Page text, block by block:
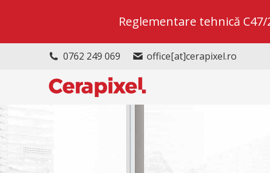
0762 249 069 office[at]cerapixel.ro
Reglementare tehnică